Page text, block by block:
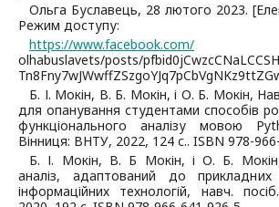
Ольга Буславець, 28 лютого 2023.
Режим доступу:
https://www.facebook.com/
olhabuslavets/posts/
Б. І. Мокін, В. Б. Мокін, і О. Б. Мокін,
для опанування студентами способів
функціонального аналізу мовою
Вінниця: ВНТУ, 2022, 124 с.. ISBN 978-
Б. І. Мокін, В. Б Мокін, і О. Б.
аналіз, адаптований до
інформаційних технологій, навч.